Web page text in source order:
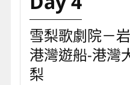
雪梨歌劇院－
港灣遊船-港灣
梨